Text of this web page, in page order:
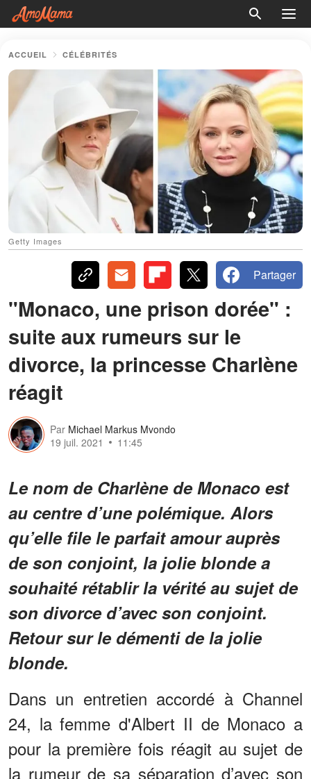
ACCUEIL CÉLÉBRITÉS
Getty Images
Partager
"Monaco, une prison dorée" :
suite aux rumeurs sur le
divorce, la princesse Charlène
réagit
Par Michael Markus Mvondo
19 juil. 2021
11:45
Le nom de Charlène de Monaco est
au centre d’une polémique. Alors
qu’elle file le parfait amour auprès
de son conjoint, la jolie blonde a
souhaité rétablir la vérité au sujet de
son divorce d’avec son conjoint.
Retour sur le démenti de la jolie
blonde.
Dans un entretien accordé à Channel
24, la femme d'Albert II de Monaco a
pour la première fois réagit au sujet de
la rumeur de sa séparation d’avec son